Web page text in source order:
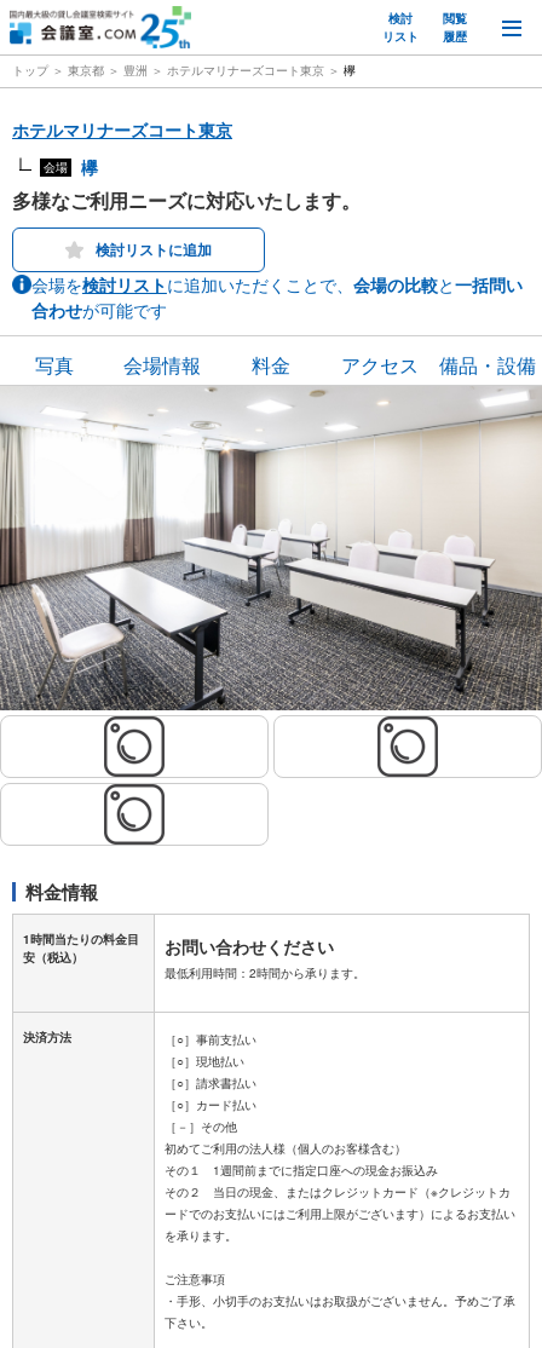
検討
リスト
閲覧
履歴
トップ 東京都 豊洲 ホテルマリナーズコート東京 欅
ホテルマリナーズコート東京
会場 欅
多様なご利用ニーズに対応いたします。
検討リストに追加
会場を検討リストに追加いただくことで、 会場の比較と一括問い
合わせが可能です
写真 会場情報 料金 アクセス 備品・設備
料金情報
1時間当たりの料金目
安 （税込） お問い合わせください
最低利用時間：2時間から承ります。
決済方法
［○］事前支払い
［○］現地払い
［○］請求書払い
［○］カード払い
［－］その他
初めてご利用の法人様（個人のお客様含む）
その１ 1週間前までに指定口座への現金お振込み
その２ 当日の現金、またはクレジットカード（※クレジットカ
ードでのお支払いにはご利用上限がございます）によるお支払い
を承ります。
ご注意事項
・手形、小切手のお支払いはお取扱がございません。予めご了承